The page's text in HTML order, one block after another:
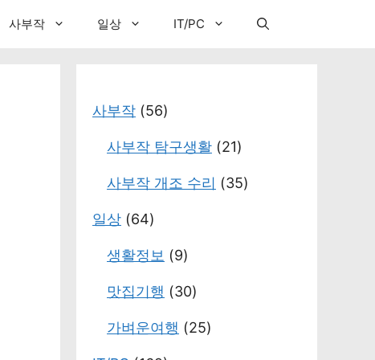
사부작 일상 IT/PC
사부작 (56)
사부작 탐구생활 (21)
사부작 개조 수리 (35)
일상 (64)
생활정보 (9)
맛집기행 (30)
가벼운여행 (25)